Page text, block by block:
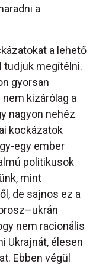
a
a lehető
tudjuk megítélni.
gyorsan
kizárólag a
nagyon nehéz
kockázatok
egy ember
politikusok
mint
de sajnos ez a
nem racionális
Ukrajnát, élesen
Ebben végül